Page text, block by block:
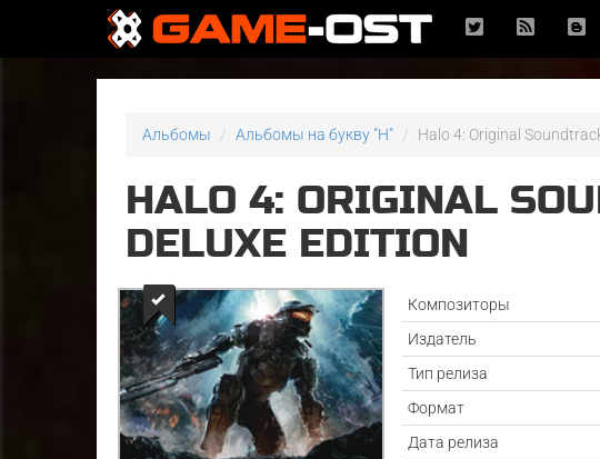
Альбомы Альбомы на букву "H" Halo 4: Original
HALO 4: ORIGINAL
DELUXE EDITION
Композиторы
Издатель
Тип релиза
Формат
Дата релиза